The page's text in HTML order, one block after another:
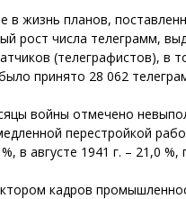
в жизнь планов,
рост числа телеграмм,
(телеграфистов),
принято 28 062
войны отмечено
перестройкой
в августе 1941 г. – 21,0
кадров